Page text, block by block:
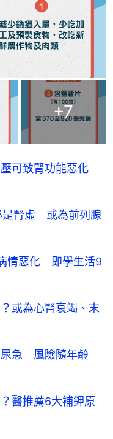
+7
可致腎功能惡化
腎虛 或為前列腺
情惡化 即學生活9
或為心腎衰竭、末
尿急 風險隨年齡
醫推薦6大補鉀原